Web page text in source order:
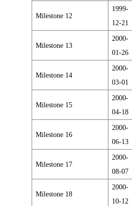
Milestone 12
1999-
12-21
Milestone 13
2000-
01-26
Milestone 14
2000-
03-01
Milestone 15
2000-
04-18
Milestone 16
2000-
06-13
Milestone 17
2000-
08-07
Milestone 18
2000-
10-12